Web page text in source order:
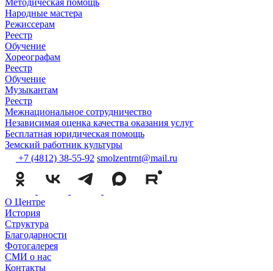
Методическая помощь
Народные мастера
Режиссерам
Реестр
Обучение
Хореографам
Реестр
Обучение
Музыкантам
Реестр
Межнациональное сотрудничество
Независимая оценка качества оказания услуг
Бесплатная юридическая помощь
Земский работник культуры
+7 (4812) 38-55-92 smolzentrnt@mail.ru
О Центре
История
Структура
Благодарности
Фотогалерея
СМИ о нас
Контакты